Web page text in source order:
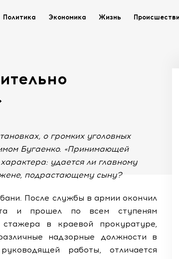
Политика Экономика Жизнь
о громких уголовных
Бугаенко. «Принимающей
удается ли главному
подрастающему сыну?
После службы в армии окончил
и прошел по всем ступеням
в краевой прокуратуре,
надзорные должности в
работы, отличается